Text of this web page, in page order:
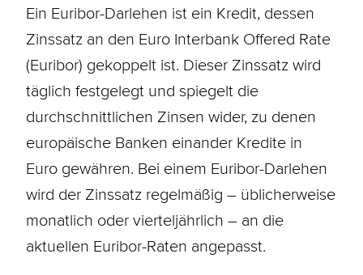
Kundenportal
Ein Euribor-Darlehen ist ein Kredit, dessen
Zinssatz an den Euro Interbank Offered Rate
(Euribor) gekoppelt ist. Dieser Zinssatz wird
täglich festgelegt und spiegelt die
durchschnittlichen Zinsen wider, zu denen
europäische Banken einander Kredite in
Euro gewähren. Bei einem Euribor-Darlehen
wird der Zinssatz regelmäßig – üblicherweise
monatlich oder vierteljährlich – an die
aktuellen Euribor-Raten angepasst.